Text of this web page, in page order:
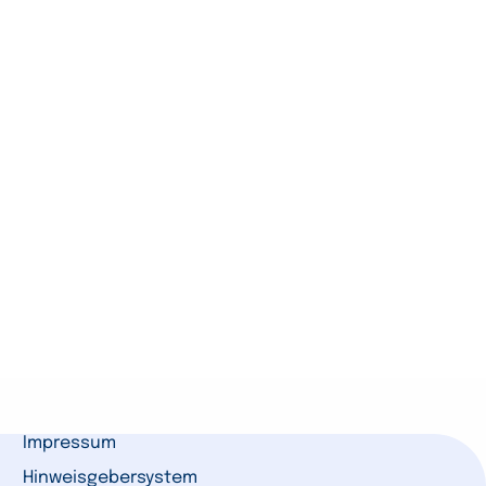
Impressum
Hinweisgebersystem